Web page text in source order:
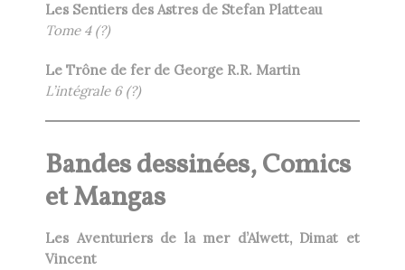
Les Sentiers des Astres de Stefan Platteau
Tome 4 (?)
Le Trône de fer de George R.R. Martin
L’intégrale 6 (?)
Bandes dessinées, Comics
et Mangas
Les Aventuriers de la mer d’Alwett, Dimat et
Vincent